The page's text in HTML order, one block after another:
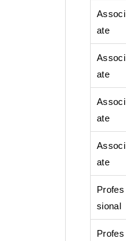
Associ
ate
Associ
ate
Associ
ate
Associ
ate
Profes
sional
Profes